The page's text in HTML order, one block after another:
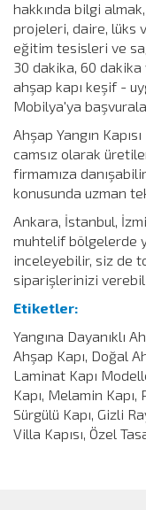
hakkında bilgi
projeleri, daire, lüks
eğitim tesisleri ve
30 dakika, 60 dakika
ahşap kapı keşif -
Mobilya'ya
Ahşap Yangın
camsız olarak
firmamıza
konusunda uzman
Ankara, İstanbul,
muhtelif bölgelerde
inceleyebilir, siz de
siparişlerinizi
Etiketler:
Yangına Dayanıklı
Ahşap Kapı, Doğal
Laminat Kapı
Kapı, Melamin Kapı,
Sürgülü Kapı, Gizli
Villa Kapısı, Özel